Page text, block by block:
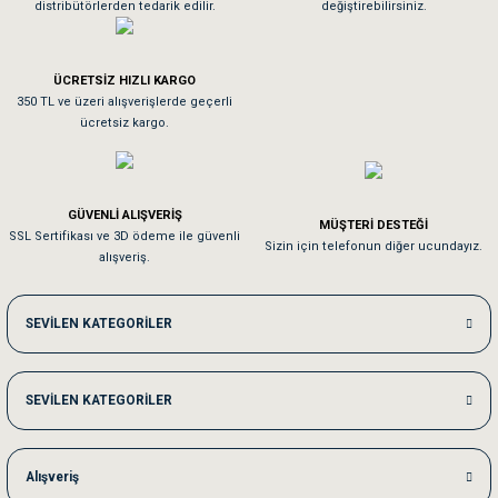
Tavşanım kafesinin kalitesine ve paketlemesine bayıldım
Sa**** On******
Kedilerim beğeniyorlar. Memnunuz. Uygun fiyatta olması iyi.
Me***** Ya******
Akşam verdiğim sipariş bir sonraki gün elime ulaştı. Jack russell köpeğim
Ka***** Ar******
Ufak bir sorun harici sorun olmadı sağolsunlar onuda hemen çözdüler
distribütörlerden tedarik edilir.
değiştirebilirsiniz.
ÜCRETSİZ HIZLI KARGO
350 TL ve üzeri alışverişlerde geçerli
ücretsiz kargo.
GÜVENLİ ALIŞVERİŞ
SSL Sertifikası ve 3D ödeme ile güvenli
alışveriş.
MÜŞTERİ DESTEĞİ
Sizin için telefonun diğer ucundayız.
SEVİLEN KATEGORİLER
SEVİLEN KATEGORİLER
Alışveriş